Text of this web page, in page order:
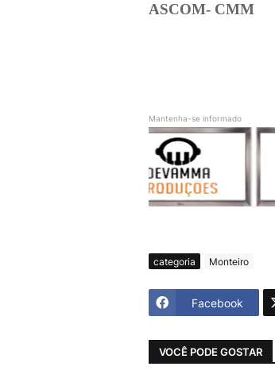
ASCOM- CMM
Mantenha-se informado
categoria Monteiro
Facebook
VOCÊ PODE GOSTAR